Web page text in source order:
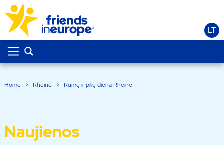
LT
Home > Rheine > Rūmų ir pilių diena Rheine
Naujienos